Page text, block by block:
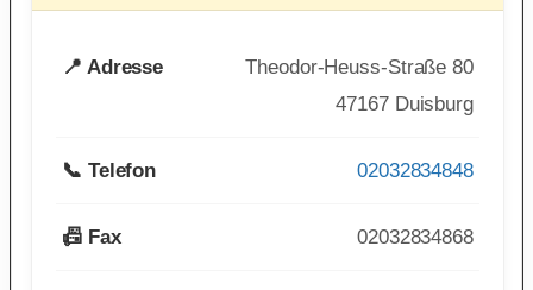
📍 Adresse
Theodor-Heuss-Straße 80
47167 Duisburg
📞 Telefon 02032834848
📠 Fax 02032834868